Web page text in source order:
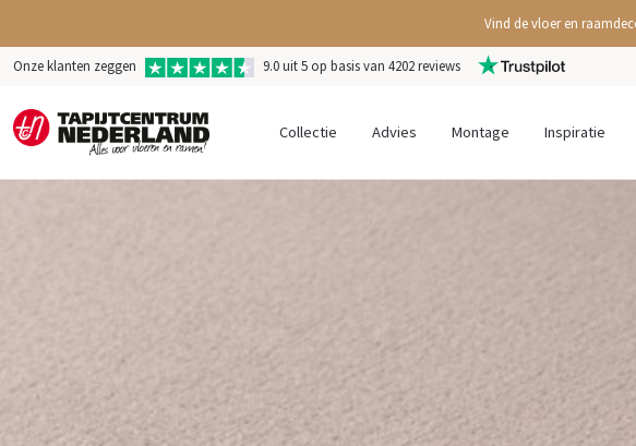
Vind de vloer en
Onze klanten zeggen 9.0 uit 5 op basis van 4202 reviews
Collectie Advies Montage Inspiratie